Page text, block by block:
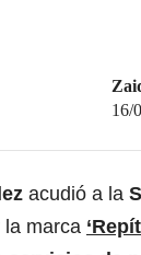
16/
acudió a la
la marca